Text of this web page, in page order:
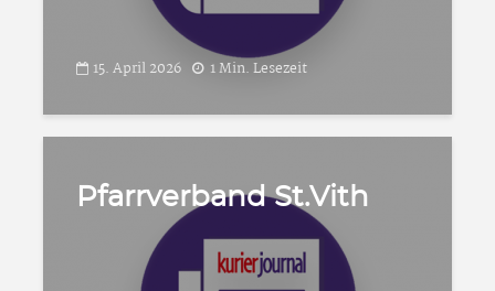
15. April 2026 1 Min. Lesezeit
Pfarrverband St.Vith